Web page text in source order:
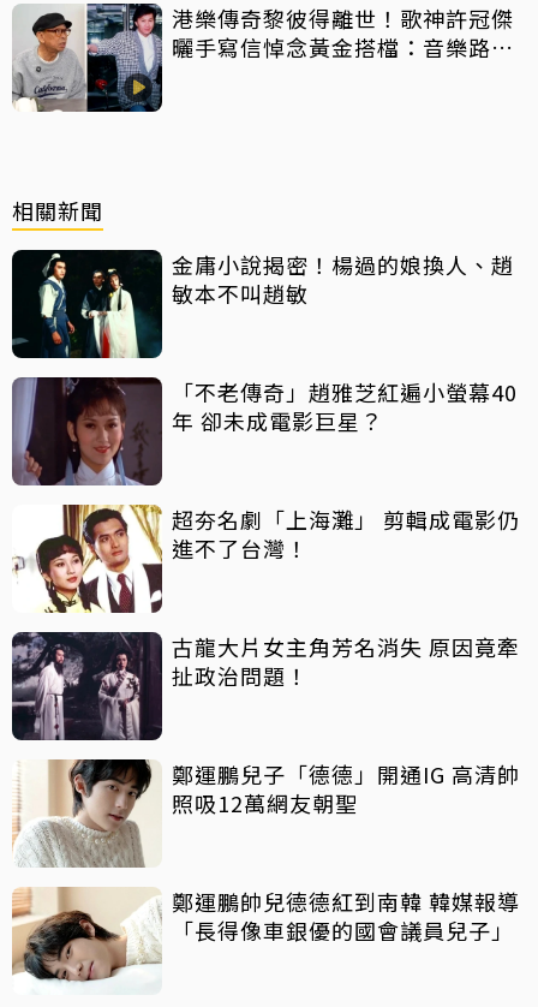
港樂傳奇黎彼得離世！歌神許冠傑
曬手寫信悼念黃金搭檔：音樂路上
相關新聞
金庸小說揭密！楊過的娘換人、趙
敏本不叫趙敏
「不老傳奇」趙雅芝紅遍小螢幕40
年 卻未成電影巨星？
超夯名劇「上海灘」 剪輯成電影仍
進不了台灣！
古龍大片女主角芳名消失 原因竟牽
扯政治問題！
鄭運鵬兒子「德德」開通IG 高清帥
照吸12萬網友朝聖
鄭運鵬帥兒德德紅到南韓 韓媒報導
「長得像車銀優的國會議員兒子」